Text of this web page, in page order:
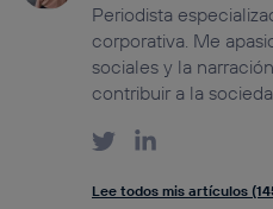
Periodista
corporativa. Me
sociales y la
contribuir a la
Lee todos mis artículos